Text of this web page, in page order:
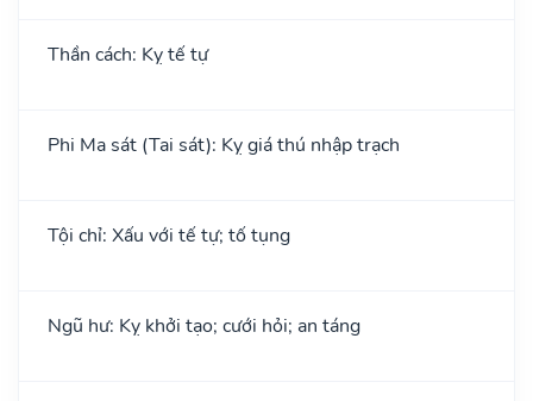
Thần cách: Kỵ tế tự
Phi Ma sát (Tai sát): Kỵ giá thú nhập trạch
Tội chỉ: Xấu với tế tự; tố tụng
Ngũ hư: Kỵ khởi tạo; cưới hỏi; an táng